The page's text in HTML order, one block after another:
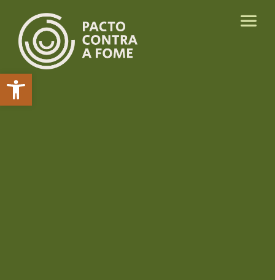
Abrir a barra de ferramentas